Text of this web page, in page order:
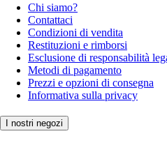
Chi siamo?
Contattaci
Condizioni di vendita
Restituzioni e rimborsi
Esclusione di responsabilità
Metodi di pagamento
Prezzi e opzioni di consegna
Informativa sulla privacy
I nostri negozi